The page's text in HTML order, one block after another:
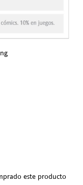
este producto